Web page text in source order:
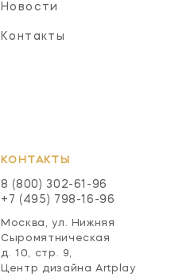
Новости
Контакты
КОНТАКТЫ
8 (800) 302-61-96
+7 (495) 798-16-96
Москва, ул. Нижняя
Сыромятническая
д. 10, стр. 9,
Центр дизайна Artplay